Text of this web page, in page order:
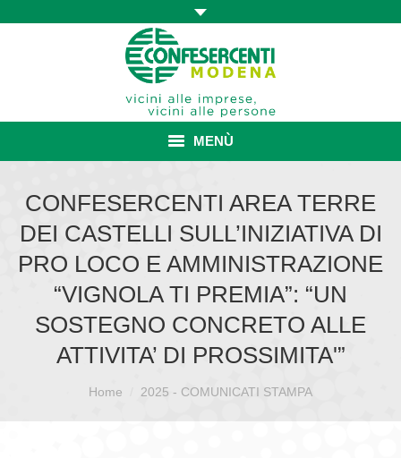
MENÙ
ASSOCIAZIONE
ISCRIZIONE E VANTAGGI
CATEGORIE SINDACALI
SERVIZI
CONFESERCENTI AREA TERRE
DEI CASTELLI SULL’INIZIATIVA DI
PRO LOCO E AMMINISTRAZIONE
“VIGNOLA TI PREMIA”: “UN
SOSTEGNO CONCRETO ALLE
ATTIVITA’ DI PROSSIMITA'”
Home 2025 - COMUNICATI STAMPA